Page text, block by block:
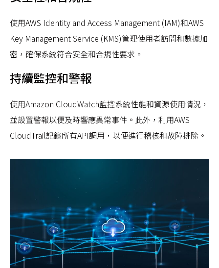
使用AWS Identity and Access Management (IAM)和AWS
Key Management Service (KMS)管理使用者訪問和數據加
密，確保系統符合安全和合規性要求。
持續監控和警報
使用Amazon CloudWatch監控系統性能和資源使用情況，
並設置警報以便及時響應異常事件。此外，利用AWS
CloudTrail記錄所有API調用，以便進行稽核和故障排除。